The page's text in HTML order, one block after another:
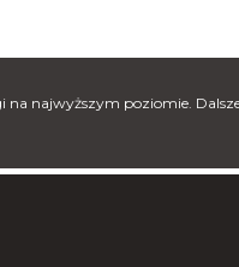
na najwyższym poziomie.